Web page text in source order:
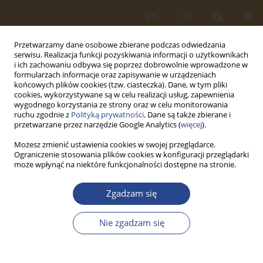
Przetwarzamy dane osobowe zbierane podczas odwiedzania
serwisu. Realizacja funkcji pozyskiwania informacji o użytkownikach
i ich zachowaniu odbywa się poprzez dobrowolnie wprowadzone w
formularzach informacje oraz zapisywanie w urządzeniach
końcowych plików cookies (tzw. ciasteczka). Dane, w tym pliki
cookies, wykorzystywane są w celu realizacji usług, zapewnienia
wygodnego korzystania ze strony oraz w celu monitorowania
ruchu zgodnie z Polityką prywatności. Dane są także zbierane i
przetwarzane przez narzędzie Google Analytics (więcej).
Możesz zmienić ustawienia cookies w swojej przeglądarce.
Ograniczenie stosowania plików cookies w konfiguracji przeglądarki
może wpłynąć na niektóre funkcjonalności dostępne na stronie.
Zgadzam się
Nie zgadzam się
PL
EN
Słowo kluczowezakupy
uzbrojenia
ARTYKUŁ ORYGINALNY
Interes narodowy i racja stanu a polityka